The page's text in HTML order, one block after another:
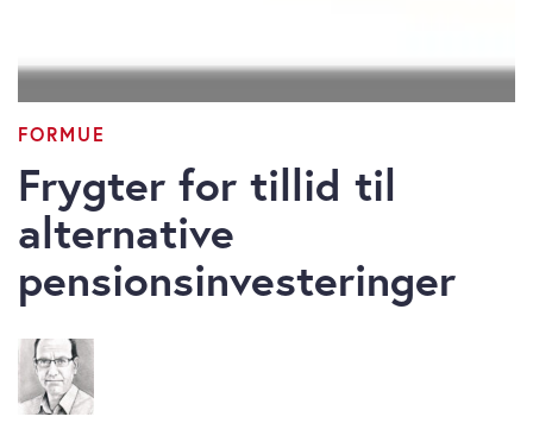
FORMUE
Frygter for tillid til
alternative
pensionsinvesteringer